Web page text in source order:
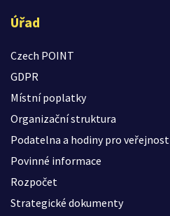
Úřad
Czech POINT
GDPR
Místní poplatky
Organizační struktura
Podatelna a hodiny pro veřejnost
Povinné informace
Rozpočet
Strategické dokumenty